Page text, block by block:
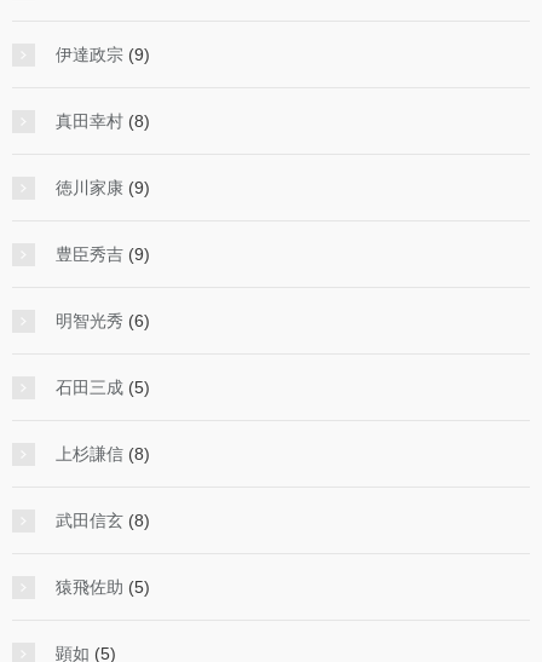
伊達政宗 (9)
真田幸村 (8)
徳川家康 (9)
豊臣秀吉 (9)
明智光秀 (6)
石田三成 (5)
上杉謙信 (8)
武田信玄 (8)
猿飛佐助 (5)
顕如 (5)